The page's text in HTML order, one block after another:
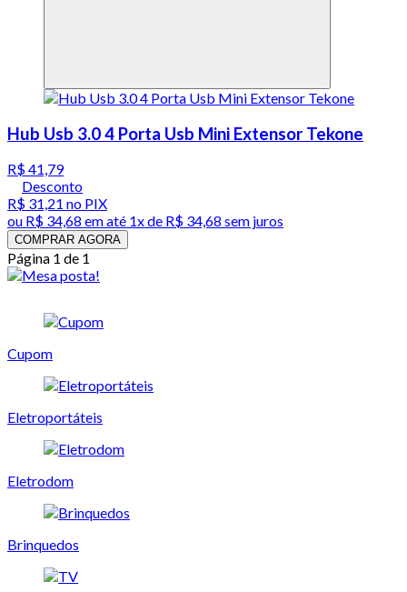
Hub Usb 3.0 4 Porta Usb Mini Extensor Tekone
R$ 41,79
Desconto
R$ 31,21 no PIX
ou R$ 34,68 em até 1x de R$ 34,68 sem juros
COMPRAR AGORA
Página 1 de 1
Cupom
Eletroportáteis
Eletrodom
Brinquedos